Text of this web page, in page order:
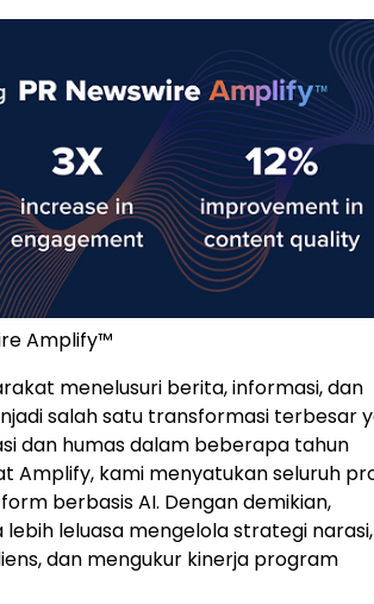
Amplify™
menelusuri berita, informasi, dan
salah satu transformasi terbesar
dan humas dalam beberapa tahun
Amplify, kami menyatukan seluruh
berbasis AI. Dengan demikian,
leluasa mengelola strategi narasi,
dan mengukur kinerja program